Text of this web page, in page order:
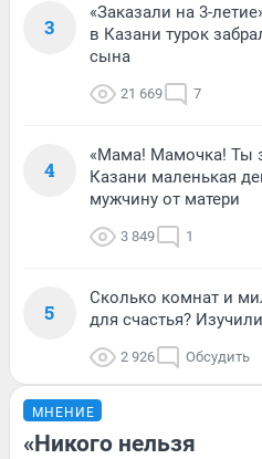
3
«Заказали на 3-
в Казани турок
сына
21 669 7
4
«Мама! Мамочка! Ты
Казани маленькая
мужчину от матери
3 849 1
5
Сколько комнат и
для счастья?
2 926 Обсудить
МНЕНИЕ
«Никого нельзя